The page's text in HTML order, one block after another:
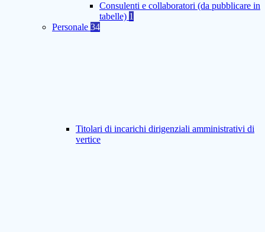
Consulenti e collaboratori (da pubblicare in
tabelle) 1
Personale 34
Titolari di incarichi dirigenziali amministrativi di
vertice